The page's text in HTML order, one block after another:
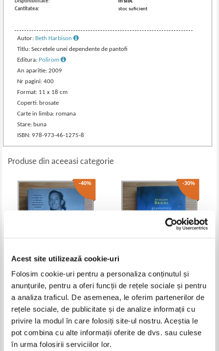
Acest site utilizează cookie-uri
Folosim cookie-uri pentru a personaliza conținutul și
anunțurile, pentru a oferi funcții de rețele sociale și pentru
a analiza traficul. De asemenea, le oferim partenerilor de
rețele sociale, de publicitate și de analize informații cu
privire la modul în care folosiți site-ul nostru. Aceștia le
pot combina cu alte informații oferite de dvs. sau culese
în urma folosirii serviciilor lor.
Disponibilitate:
in stoc
Cantitatea:
stoc suficient
Autor: Beth Harbison
Titlu: Secretele unei dependente de pantofi
Editura: Polirom
An aparitie: 2009
Nr pagini: 400
Format: 11 x 18 cm
Coperti: brosate
Carte in limba: romana
Stare: buna
ISBN: 978-973-46-1275-8
Produse din aceeasi categorie
-40%
Rod Laver, Larry Writer -
Autobiografie
Pret: 18,00Lei 10,80 Lei
Adaugă în coș
-30%
Stefano Benni - Gramatica lui
Dumnezeu
Pret:10,00Lei 7,00 Lei
Adaugă în coș
-30%